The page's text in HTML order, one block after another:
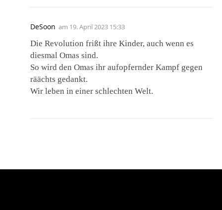
DeSoon am 19. April 2023 15:33
Die Revolution frißt ihre Kinder, auch wenn es
diesmal Omas sind.
So wird den Omas ihr aufopfernder Kampf gegen
räächts gedankt.
Wir leben in einer schlechten Welt.